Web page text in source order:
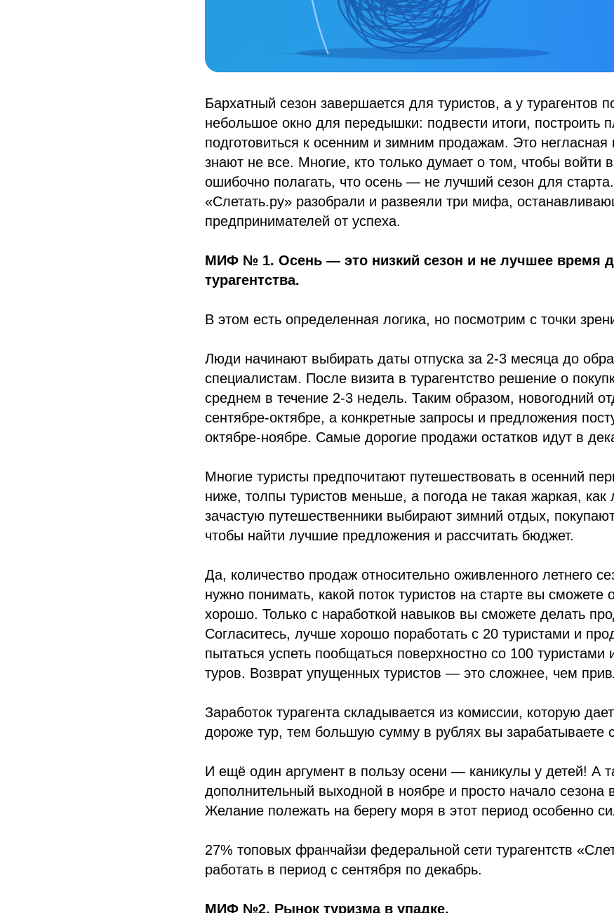
Бархатный сезон завершается для туристов, а у турагентов
небольшое окно для передышки: подвести итоги, построить
подготовиться к осенним и зимним продажам. Это негласная
знают не все. Многие, кто только думает о том, чтобы войти
ошибочно полагать, что осень — не лучший сезон для
«Слетать.ру» разобрали и развеяли три мифа,
предпринимателей от успеха.
МИФ № 1. Осень — это низкий сезон и не лучшее время
турагентства.
В этом есть определенная логика, но посмотрим с точки
Люди начинают выбирать даты отпуска за 2-3 месяца до
специалистам. После визита в турагентство решение о
среднем в течение 2-3 недель. Таким образом, новогодний
сентябре-октябре, а конкретные запросы и предложения
октябре-ноябре. Самые дорогие продажи остатков идут в
Многие туристы предпочитают путешествовать в осенний
ниже, толпы туристов меньше, а погода не такая жаркая, как
зачастую путешественники выбирают зимний отдых,
чтобы найти лучшие предложения и рассчитать бюджет.
Да, количество продаж относительно оживленного летнего
нужно понимать, какой поток туристов на старте вы сможете
хорошо. Только с наработкой навыков вы сможете делать
Согласитесь, лучше хорошо поработать с 20 туристами и
пытаться успеть пообщаться поверхностно со 100 туристами
туров. Возврат упущенных туристов — это сложнее, чем
Заработок турагента складывается из комиссии, которую
дороже тур, тем большую сумму в рублях вы зарабатываете
И ещё один аргумент в пользу осени — каникулы у детей! А
дополнительный выходной в ноябре и просто начало сезона
Желание полежать на берегу моря в этот период особенно
27% топовых франчайзи федеральной сети турагентств
работать в период с сентября по декабрь.
МИФ №2. Рынок туризма в упадке.